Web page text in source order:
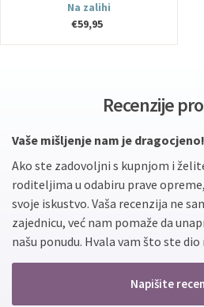
Na zalihi
€59,95
Recenzije
Vaše mišljenje nam je dragocjeno!
Ako ste zadovoljni s kupnjom i
roditeljima u odabiru prave
svoje iskustvo. Vaša recenzija ne
zajednicu, već nam pomaže da
našu ponudu. Hvala vam što ste
Napišite